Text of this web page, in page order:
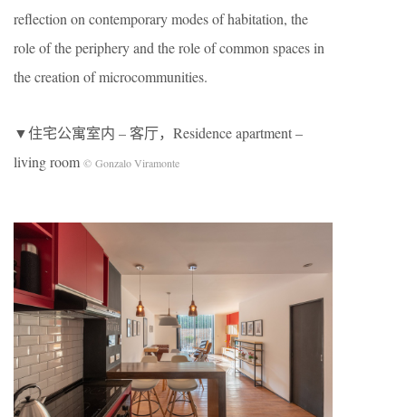
reflection on contemporary modes of habitation, the
role of the periphery and the role of common spaces in
the creation of microcommunities.
▼住宅公寓室内 – 客厅，Residence apartment –
living room © Gonzalo Viramonte